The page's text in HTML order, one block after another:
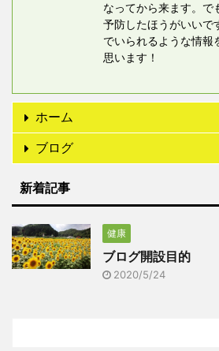
なってから来ます。で
予防したほうがいいで
でいられるような情報
思います！
ホーム
ブログ
新着記事
健康
ブログ開設目的
2020/5/24